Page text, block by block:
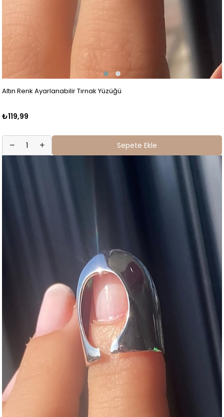
Altın Renk Ayarlanabilir Tırnak Yüzüğü
₺119,99
Sepete Ekle